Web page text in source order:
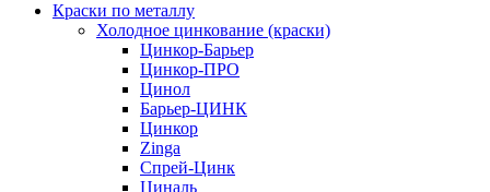
Краски по металлу
Холодное цинкование (краски)
Цинкор-Барьер
Цинкор-ПРО
Цинол
Барьер-ЦИНК
Цинкор
Zinga
Спрей-Цинк
Циналь